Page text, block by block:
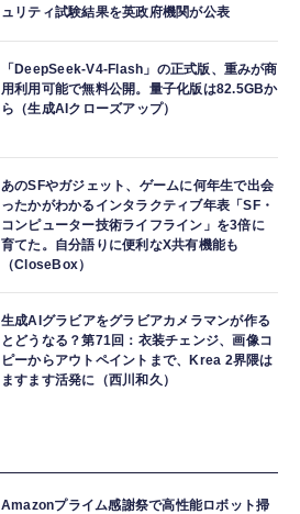
ュリティ試験結果を英政府機関が公表
「DeepSeek-V4-Flash」の正式版、重みが商
用利用可能で無料公開。量子化版は82.5GBか
ら（生成AIクローズアップ）
あのSFやガジェット、ゲームに何年生で出会
ったかがわかるインタラクティブ年表「SF・
コンピューター技術ライフライン」を3倍に
育てた。自分語りに便利なX共有機能も
（CloseBox）
生成AIグラビアをグラビアカメラマンが作る
とどうなる？第71回：衣装チェンジ、画像コ
ピーからアウトペイントまで、Krea 2界隈は
ますます活発に（西川和久）
Amazonプライム感謝祭で高性能ロボット掃